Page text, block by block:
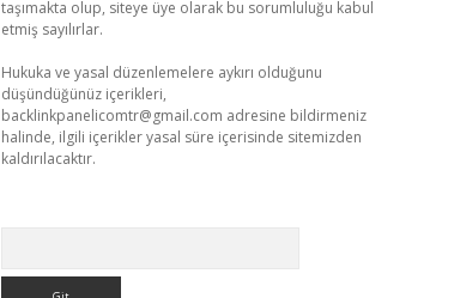
taşımakta olup, siteye üye olarak bu sorumluluğu kabul
etmiş sayılırlar.
Hukuka ve yasal düzenlemelere aykırı olduğunu
düşündüğünüz içerikleri,
backlinkpanelicomtr@gmail.com adresine bildirmeniz
halinde, ilgili içerikler yasal süre içerisinde sitemizden
kaldırılacaktır.